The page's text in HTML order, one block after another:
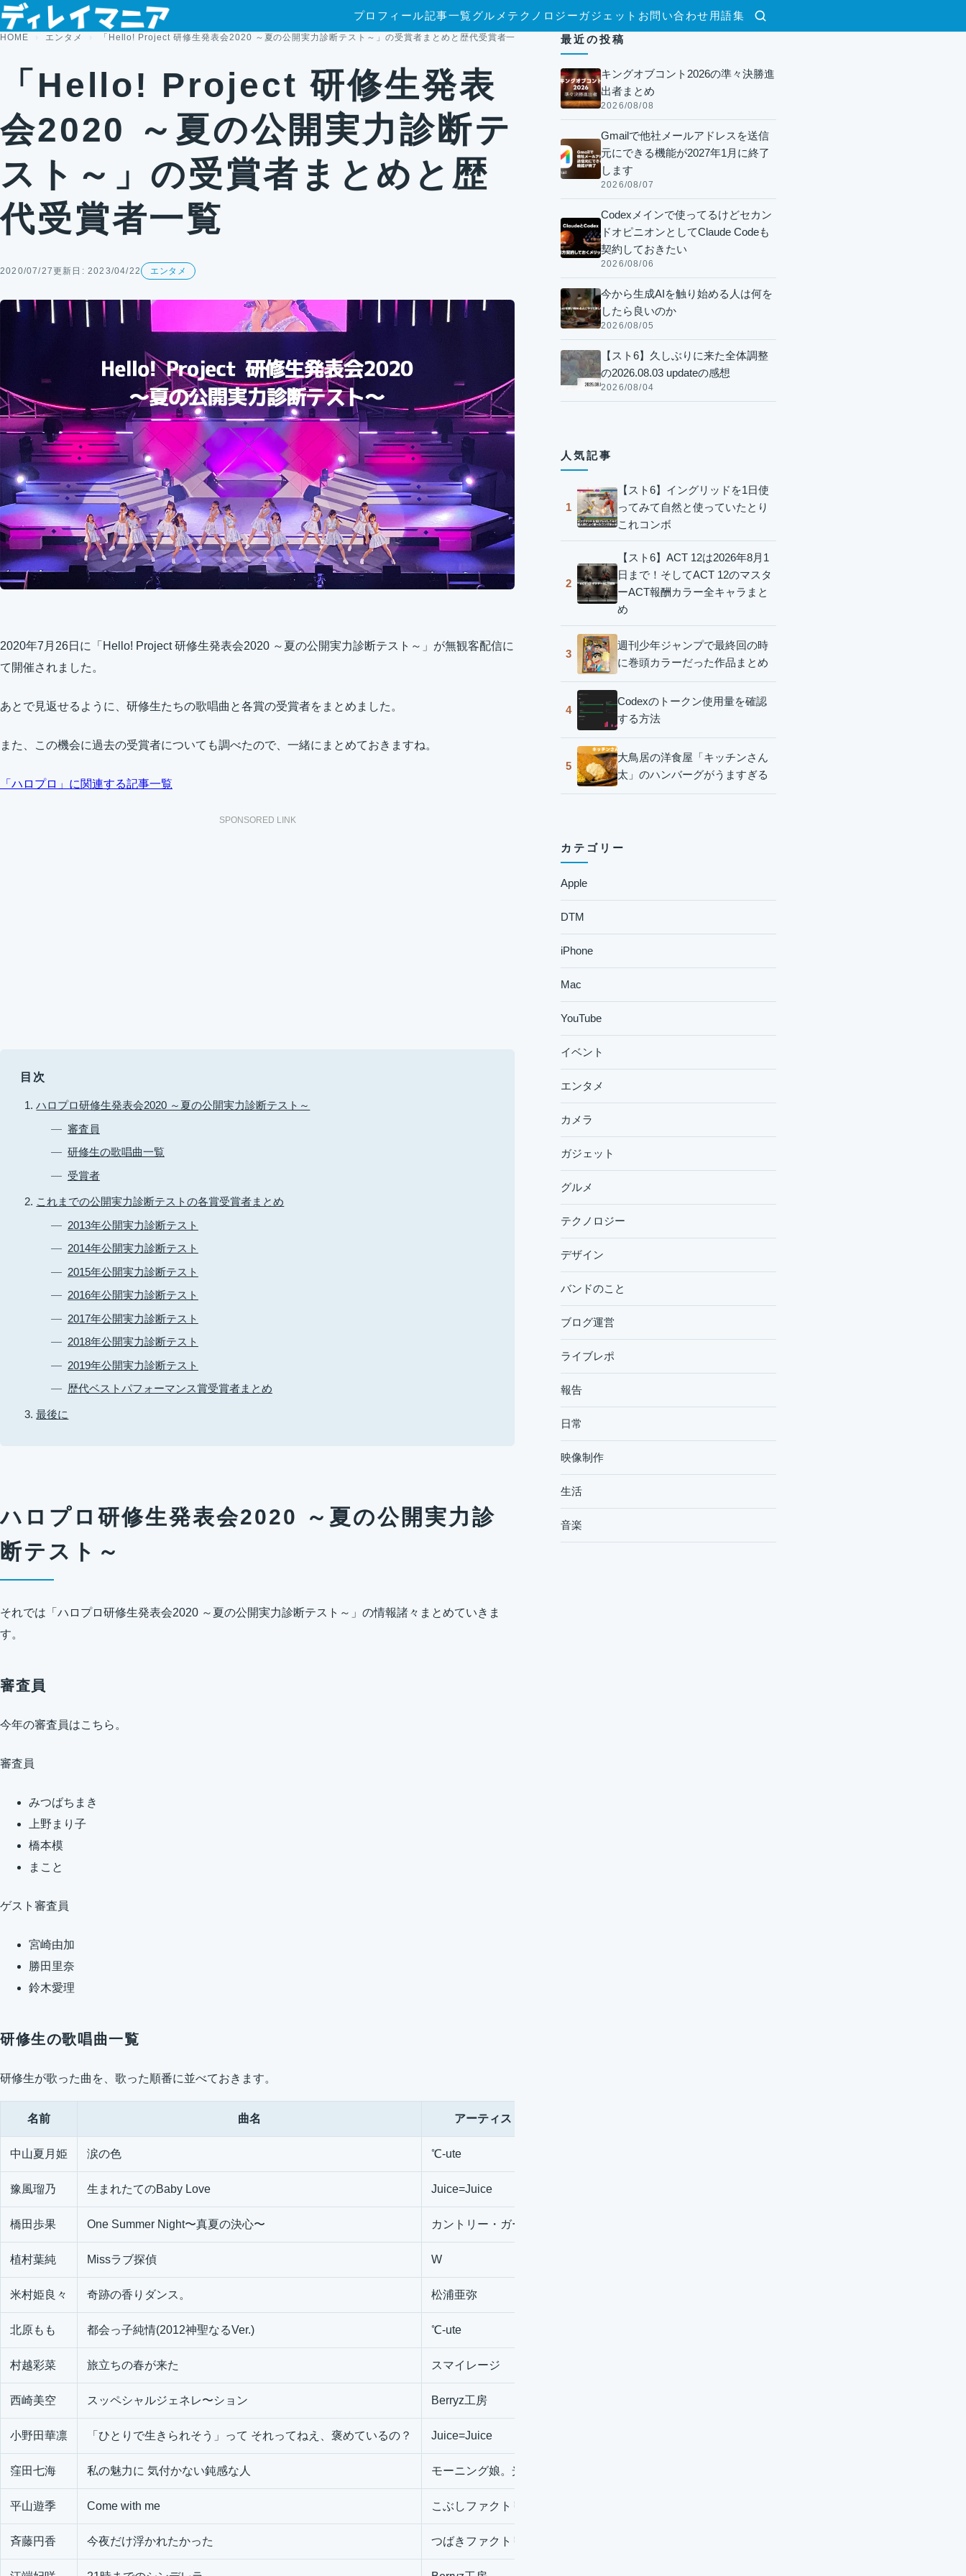
コンテンツへスキップ
検索
プロフィール記事一覧グルメ テクノロジー ガジェット お問い合わせ 用語集
HOME エンタメ 「Hello! Project 研修生発表会2020 ～夏の公開実力診断テスト～」の受賞者まとめと歴代受賞者一覧
「Hello! Project 研修生発表
会2020 ～夏の公開実力診断テ
スト～」の受賞者まとめと歴
代受賞者一覧
2020/07/27更新日: 2023/04/22 エンタメ
2020年7月26日に「Hello! Project 研修生発表会2020 ～夏の公開実力診断テスト～」が無観客配信に
て開催されました。
あとで見返せるように、研修生たちの歌唱曲と各賞の受賞者をまとめました。
また、この機会に過去の受賞者についても調べたので、一緒にまとめておきますね。
「ハロプロ」に関連する記事一覧
SPONSORED LINK
目次
ハロプロ研修生発表会2020 ～夏の公開実力診断テスト～
審査員
研修生の歌唱曲一覧
受賞者
これまでの公開実力診断テストの各賞受賞者まとめ
2013年公開実力診断テスト
2014年公開実力診断テスト
2015年公開実力診断テスト
2016年公開実力診断テスト
2017年公開実力診断テスト
2018年公開実力診断テスト
2019年公開実力診断テスト
歴代ベストパフォーマンス賞受賞者まとめ
最後に
ハロプロ研修生発表会2020 ～夏の公開実力診
断テスト～
それでは「ハロプロ研修生発表会2020 ～夏の公開実力診断テスト～」の情報諸々まとめていきま
す。
審査員
今年の審査員はこちら。
審査員
みつばちまき
上野まり子
橋本模
まこと
ゲスト審査員
宮崎由加
勝田里奈
鈴木愛理
研修生の歌唱曲一覧
研修生が歌った曲を、歌った順番に並べておきます。
名前 曲名 アーティスト名
中山夏月姫 涙の色 ℃-ute
豫風瑠乃 生まれたてのBaby Love Juice=Juice
橋田歩果 One Summer Night〜真夏の決心〜 カントリー・ガールズ
植村葉純 Missラブ探偵 W
米村姫良々 奇跡の香りダンス。 松浦亜弥
北原もも 都会っ子純情(2012神聖なるVer.) ℃-ute
村越彩菜 旅立ちの春が来た スマイレージ
西崎美空 スッペシャルジェネレ〜ション Berryz工房
小野田華凛 「ひとりで生きられそう」って それってねえ、褒めているの？ Juice=Juice
窪田七海 私の魅力に 気付かない鈍感な人 モーニング娘。光井愛佳
平山遊季 Come with me こぶしファクトリー
斉藤円香 今夜だけ浮かれたかった つばきファクトリー
最近の投稿
キングオブコント2026の準々決勝進
出者まとめ
2026/08/08
Gmailで他社メールアドレスを送信
元にできる機能が2027年1月に終了
します
2026/08/07
Codexメインで使ってるけどセカン
ドオピニオンとしてClaude Codeも
契約しておきたい
2026/08/06
今から生成AIを触り始める人は何を
したら良いのか
2026/08/05
【スト6】久しぶりに来た全体調整
の2026.08.03 updateの感想
2026/08/04
人気記事
1
【スト6】イングリッドを1日使
ってみて自然と使っていたとり
これコンボ
2
【スト6】ACT 12は2026年8月1
日まで！そしてACT 12のマスタ
ーACT報酬カラー全キャラまと
め
3
週刊少年ジャンプで最終回の時
に巻頭カラーだった作品まとめ
4
Codexのトークン使用量を確認
する方法
5
大鳥居の洋食屋「キッチンさん
太」のハンバーグがうますぎる
カテゴリー
Apple
DTM
iPhone
Mac
YouTube
イベント
エンタメ
カメラ
ガジェット
グルメ
テクノロジー
デザイン
バンドのこと
ブログ運営
ライブレポ
報告
日常
映像制作
生活
音楽